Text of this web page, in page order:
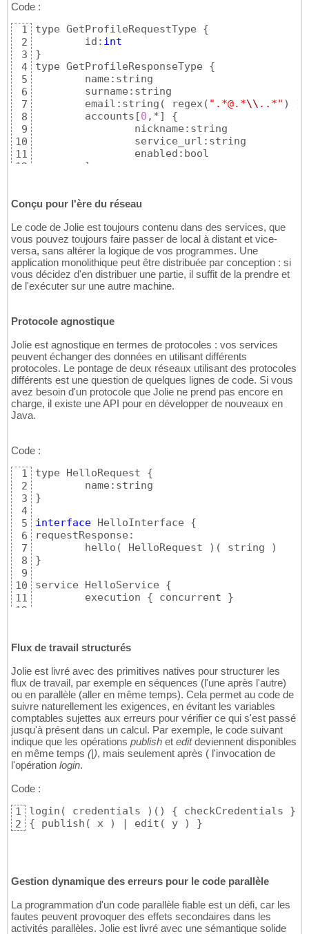
Code :
1
2
3
4
5
6
7
8
9
10
11
12
15
17
18
19
20
21
22
24
25
26
27
type GetProfileRequestType {
	id:
int
}
type GetProfileResponseType {
	email:string
( regex( ".*@.*\\ ..*" )
)
	accounts
[0 ,*]
{
}
	id:
int
	message:string
( length( [0, 250]
}
interface ProfileInterface {
requestResponse: // Synchronous RPC
oneWay: // Asynchronous
	sendMessage
( SendMessageRequestType
}
Conçu pour l'ère du réseau
Le code de Jolie est toujours contenu dans des services, que
vous pouvez toujours faire passer de local à distant et vice-
versa, sans altérer la logique de vos programmes. Une
application monolithique peut être distribuée par conception : si
vous décidez d'en distribuer une partie, il suffit de la prendre et
de l'exécuter sur une autre machine.
Protocole agnostique
Jolie est agnostique en termes de protocoles : vos services
peuvent échanger des données en utilisant différents
protocoles. Le pontage de deux réseaux utilisant des protocoles
différents est une question de quelques lignes de code. Si vous
avez besoin d'un protocole que Jolie ne prend pas encore en
charge, il existe une API pour en développer de nouveaux en
Java.
Code :
1
2
3
4
5
6
7
8
9
10
11
12
15
17
18
19
20
21
22
23
24
25
26
28
29
30
34
36
37
type HelloRequest {
}
interface HelloInterface {
requestResponse:
	hello
( HelloRequest ) ( string
)
}
service HelloService {
	execution
{ concurrent }
}
	inputPort HelloServiceSOAP
{
		location:
"socket://
		protocol: soap
{
			wsdl =
"myWsdl.wsdl"
			wsdl.port =
}
		interfaces: HelloInterface
	inputPort HelloServiceSODEP
{
		location:
"socket://
	main
{
		hello
( request )( response
			response =
"Hello "
Flux de travail structurés
Jolie est livré avec des primitives natives pour structurer les
flux de travail, par exemple en séquences (l'une après l'autre)
ou en parallèle (aller en même temps). Cela permet au code de
suivre naturellement les exigences, en évitant les variables
comptables sujettes aux erreurs pour vérifier ce qui s'est passé
jusqu'à présent dans un calcul. Par exemple, le code suivant
indique que les opérations publish et editdeviennent disponibles
en même temps (|), mais seulement après ( l'invocation de
l'opération login.
Code :
1
2
login ( credentials ) ( ) { checkCredentials }
{ publish ( x ) | edit ( y ) }
Gestion dynamique des erreurs pour le code parallèle
La programmation d'un code parallèle fiable est un défi, car les
fautes peuvent provoquer des effets secondaires dans les
activités parallèles. Jolie est livré avec une sémantique solide